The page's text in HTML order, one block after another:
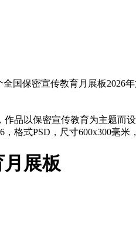
全国保密宣传教育月展板2026
作品以保密宣传教育为主题而
格式PSD，尺寸600x300毫米
展板